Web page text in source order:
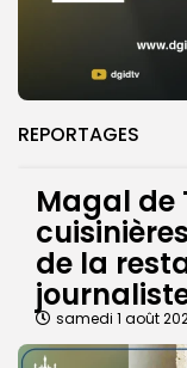
REPORTAGES
Magal de
de la
samedi 1 août